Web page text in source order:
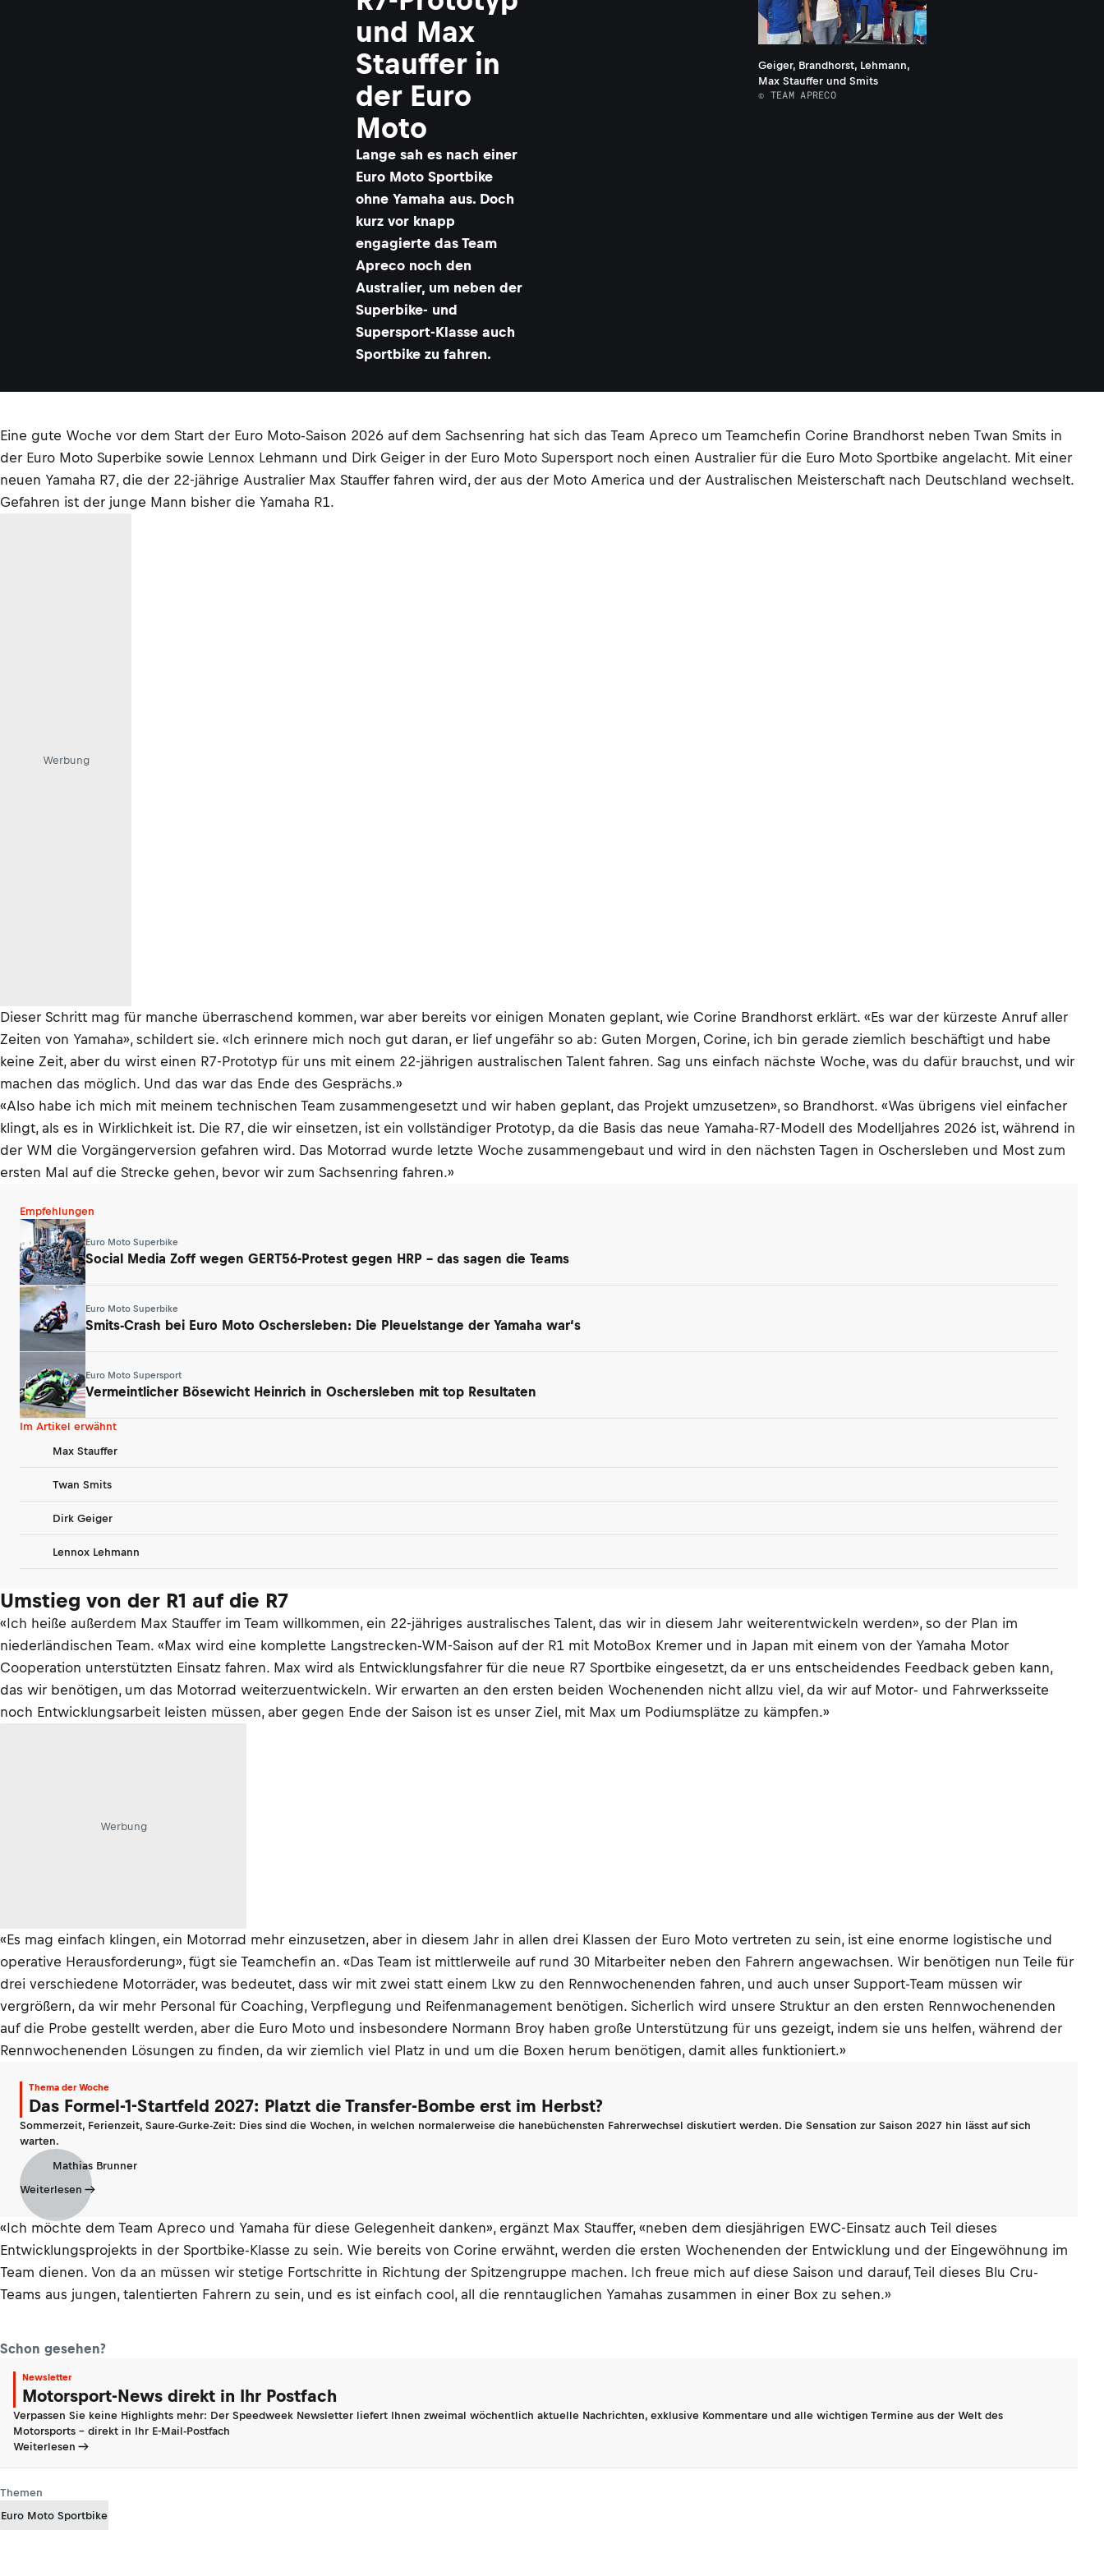
und Max
Stauffer in
der Euro
Moto
Lange sah es nach einer
Euro Moto Sportbike
ohne Yamaha aus. Doch
kurz vor knapp
engagierte das Team
Apreco noch den
Australier, um neben der
Superbike- und
Supersport-Klasse auch
Sportbike zu fahren.
Geiger, Brandhorst, Lehmann,
Max Stauffer und Smits
© TEAM APRECO
Eine gute Woche vor dem Start der Euro Moto-Saison 2026 auf dem Sachsenring hat sich das Team Apreco um Teamchefin Corine Brandhorst neben Twan Smits in
der Euro Moto Superbike sowie Lennox Lehmann und Dirk Geiger in der Euro Moto Supersport noch einen Australier für die Euro Moto Sportbike angelacht. Mit einer
neuen Yamaha R7, die der 22-jährige Australier Max Stauffer fahren wird, der aus der Moto America und der Australischen Meisterschaft nach Deutschland wechselt.
Gefahren ist der junge Mann bisher die Yamaha R1.
Werbung
Dieser Schritt mag für manche überraschend kommen, war aber bereits vor einigen Monaten geplant, wie Corine Brandhorst erklärt. «Es war der kürzeste Anruf aller
Zeiten von Yamaha», schildert sie. «Ich erinnere mich noch gut daran, er lief ungefähr so ab: Guten Morgen, Corine, ich bin gerade ziemlich beschäftigt und habe
keine Zeit, aber du wirst einen R7-Prototyp für uns mit einem 22-jährigen australischen Talent fahren. Sag uns einfach nächste Woche, was du dafür brauchst, und wir
machen das möglich. Und das war das Ende des Gesprächs.»
«Also habe ich mich mit meinem technischen Team zusammengesetzt und wir haben geplant, das Projekt umzusetzen», so Brandhorst. «Was übrigens viel einfacher
klingt, als es in Wirklichkeit ist. Die R7, die wir einsetzen, ist ein vollständiger Prototyp, da die Basis das neue Yamaha-R7-Modell des Modelljahres 2026 ist, während in
der WM die Vorgängerversion gefahren wird. Das Motorrad wurde letzte Woche zusammengebaut und wird in den nächsten Tagen in Oschersleben und Most zum
ersten Mal auf die Strecke gehen, bevor wir zum Sachsenring fahren.»
Empfehlungen
Euro Moto Superbike
Social Media Zoff wegen GERT56-Protest gegen HRP – das sagen die Teams
Euro Moto Superbike
Smits-Crash bei Euro Moto Oschersleben: Die Pleuelstange der Yamaha war‘s
Euro Moto Supersport
Vermeintlicher Bösewicht Heinrich in Oschersleben mit top Resultaten
Im Artikel erwähnt
Max Stauffer
Twan Smits
Dirk Geiger
Lennox Lehmann
Umstieg von der R1 auf die R7
«Ich heiße außerdem Max Stauffer im Team willkommen, ein 22-jähriges australisches Talent, das wir in diesem Jahr weiterentwickeln werden», so der Plan im
niederländischen Team. «Max wird eine komplette Langstrecken-WM-Saison auf der R1 mit MotoBox Kremer und in Japan mit einem von der Yamaha Motor
Cooperation unterstützten Einsatz fahren. Max wird als Entwicklungsfahrer für die neue R7 Sportbike eingesetzt, da er uns entscheidendes Feedback geben kann,
das wir benötigen, um das Motorrad weiterzuentwickeln. Wir erwarten an den ersten beiden Wochenenden nicht allzu viel, da wir auf Motor- und Fahrwerksseite
noch Entwicklungsarbeit leisten müssen, aber gegen Ende der Saison ist es unser Ziel, mit Max um Podiumsplätze zu kämpfen.»
Werbung
«Es mag einfach klingen, ein Motorrad mehr einzusetzen, aber in diesem Jahr in allen drei Klassen der Euro Moto vertreten zu sein, ist eine enorme logistische und
operative Herausforderung», fügt sie Teamchefin an. «Das Team ist mittlerweile auf rund 30 Mitarbeiter neben den Fahrern angewachsen. Wir benötigen nun Teile für
drei verschiedene Motorräder, was bedeutet, dass wir mit zwei statt einem Lkw zu den Rennwochenenden fahren, und auch unser Support-Team müssen wir
vergrößern, da wir mehr Personal für Coaching, Verpflegung und Reifenmanagement benötigen. Sicherlich wird unsere Struktur an den ersten Rennwochenenden
auf die Probe gestellt werden, aber die Euro Moto und insbesondere Normann Broy haben große Unterstützung für uns gezeigt, indem sie uns helfen, während der
Rennwochenenden Lösungen zu finden, da wir ziemlich viel Platz in und um die Boxen herum benötigen, damit alles funktioniert.»
Thema der Woche
Das Formel-1-Startfeld 2027: Platzt die Transfer-Bombe erst im Herbst?
Sommerzeit, Ferienzeit, Saure-Gurke-Zeit: Dies sind die Wochen, in welchen normalerweise die hanebüchensten Fahrerwechsel diskutiert werden. Die Sensation zur Saison 2027 hin lässt auf sich
warten.
Mathias Brunner
Weiterlesen
«Ich möchte dem Team Apreco und Yamaha für diese Gelegenheit danken», ergänzt Max Stauffer, «neben dem diesjährigen EWC-Einsatz auch Teil dieses
Entwicklungsprojekts in der Sportbike-Klasse zu sein. Wie bereits von Corine erwähnt, werden die ersten Wochenenden der Entwicklung und der Eingewöhnung im
Team dienen. Von da an müssen wir stetige Fortschritte in Richtung der Spitzengruppe machen. Ich freue mich auf diese Saison und darauf, Teil dieses Blu Cru-
Teams aus jungen, talentierten Fahrern zu sein, und es ist einfach cool, all die renntauglichen Yamahas zusammen in einer Box zu sehen.»
Schon gesehen?
Newsletter
Motorsport-News direkt in Ihr Postfach
Verpassen Sie keine Highlights mehr: Der Speedweek Newsletter liefert Ihnen zweimal wöchentlich aktuelle Nachrichten, exklusive Kommentare und alle wichtigen Termine aus der Welt des
Motorsports - direkt in Ihr E-Mail-Postfach
Weiterlesen
Themen
Euro Moto Sportbike